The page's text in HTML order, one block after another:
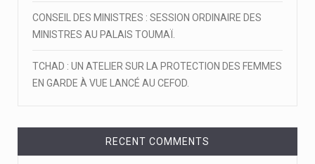
CONSEIL DES MINISTRES : SESSION ORDINAIRE DES
MINISTRES AU PALAIS TOUMAÏ.
TCHAD : UN ATELIER SUR LA PROTECTION DES FEMMES
EN GARDE À VUE LANCÉ AU CEFOD.
RECENT COMMENTS